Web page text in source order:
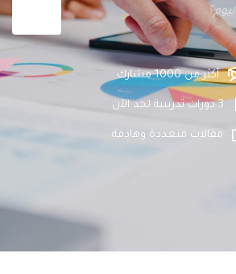
أكثر من 1000 مشارك
3 دورات تدريبية لحد الآن
مقالات متعددة وهادفة